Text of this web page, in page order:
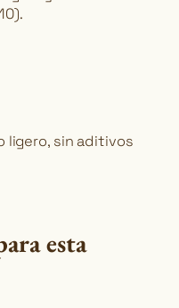
ligero, sin aditivos
esta